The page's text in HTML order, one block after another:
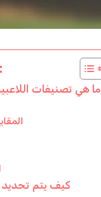
ما هي تصنيفات
كيف يتم تحديد